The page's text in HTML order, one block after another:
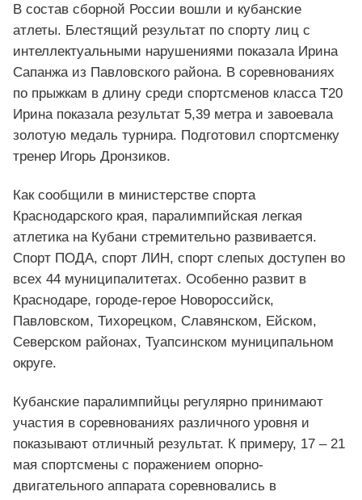
В состав сборной России вошли и кубанские
атлеты. Блестящий результат по спорту лиц с
интеллектуальными нарушениями показала Ирина
Сапанжа из Павловского района. В соревнованиях
по прыжкам в длину среди спортсменов класса Т20
Ирина показала результат 5,39 метра и завоевала
золотую медаль турнира. Подготовил спортсменку
тренер Игорь Дронзиков.
Как сообщили в министерстве спорта
Краснодарского края, паралимпийская легкая
атлетика на Кубани стремительно развивается.
Спорт ПОДА, спорт ЛИН, спорт слепых доступен во
всех 44 муниципалитетах. Особенно развит в
Краснодаре, городе-герое Новороссийск,
Павловском, Тихорецком, Славянском, Ейском,
Северском районах, Туапсинском муниципальном
округе.
Кубанские паралимпийцы регулярно принимают
участия в соревнованиях различного уровня и
показывают отличный результат. К примеру, 17 – 21
мая спортсмены с поражением опорно-
двигательного аппарата соревновались в